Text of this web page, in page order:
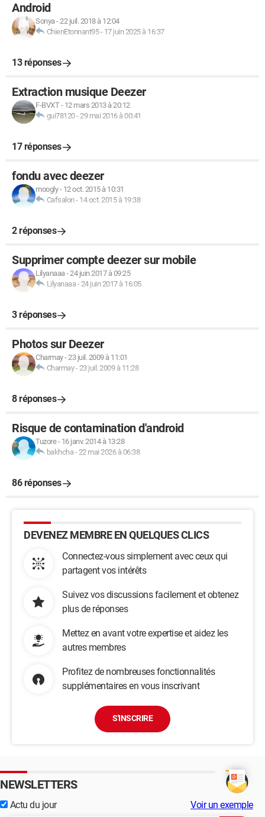
Android
Sonya-22 juil. 2018 à 12:04
ChienEtonnant95- 17 juin 2025 à 16:37
13 réponses
Extraction musique Deezer
F-BVXT- 12 mars 2013 à 20:12
gui78120-29 mai 2016 à 00:41
17 réponses
fondu avec deezer
moogly- 12 oct. 2015 à 10:31
Cafsalon- 14 oct. 2015 à 19:38
2 réponses
Supprimer compte deezer sur mobile
Lilyanaaa-24 juin 2017 à 09:25
Lilyanaaa -24 juin 2017 à 16:05
3 réponses
Photos sur Deezer
Charmay-23 juil. 2009 à 11:01
Charmay-23 juil. 2009 à 11:28
8 réponses
Risque de contamination d'android
Tuzore- 16 janv. 2014 à 13:28
bakhcha -22 mai 2026 à 06:38
86 réponses
DEVENEZ MEMBRE EN QUELQUES CLICS
Connectez-vous simplement avec ceux qui
partagent vos intérêts
Suivez vos discussions facilement et obtenez
plus de réponses
Mettez en avant votre expertise et aidez les
autres membres
Profitez de nombreuses fonctionnalités
supplémentaires en vous inscrivant
S'INSCRIRE
NEWSLETTERS
Actu du jour Voir un exemple